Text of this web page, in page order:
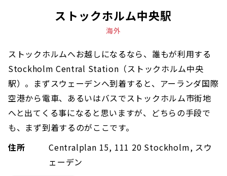
ストックホルム中央駅
海外
ストックホルムへお越しになるなら、誰もが利用する
Stockholm Central Station（ストックホルム中央
駅）。まずスウェーデンへ到着すると、アーランダ国際
空港から電車、あるいはバスでストックホルム市街地
へと出てくる事になると思いますが、どちらの手段で
も、まず到着するのがここです。
住所
Centralplan 15, 111 20 Stockholm, スウ
ェーデン